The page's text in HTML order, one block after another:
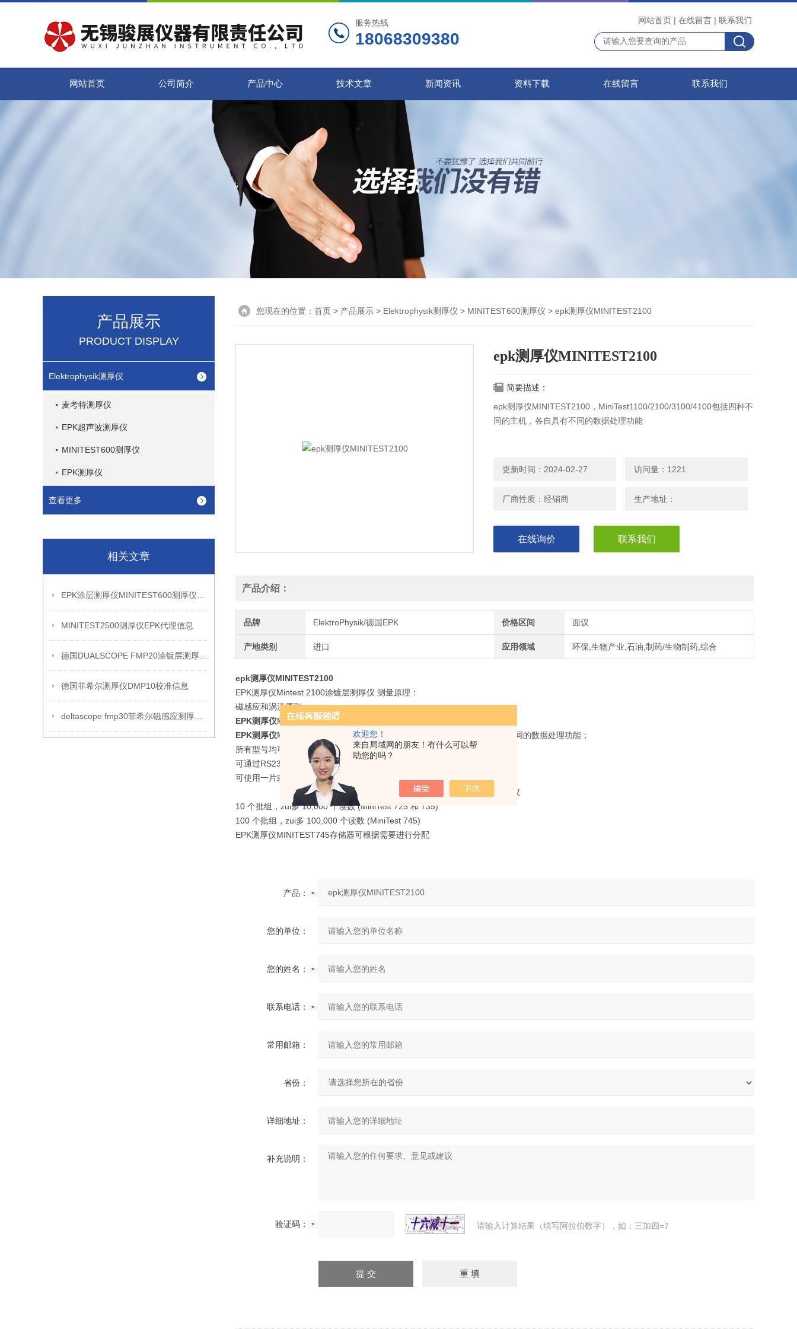
欢迎您！
来自局域网的朋友！有什么可以帮
助您的吗？
服务热线
18068309380
网站首页 | 在线留言 | 联系我们
网站首页 公司简介 产品中心 技术文章 新闻资讯 资料下载 在线留言 联系我们
产品展示
PRODUCT DISPLAY
Elektrophysik测厚仪
麦考特测厚仪
EPK超声波测厚仪
MINITEST600测厚仪
EPK测厚仪
查看更多
相关文章
MINITEST2500测厚仪EPK代理信息
德国菲希尔测厚仪DMP10校准信息
您现在的位置： 首页 > 产品展示 > Elektrophysik测厚仪 > MINITEST600测厚仪 > epk测厚仪MINITEST2100
epk测厚仪MINITEST2100
简要描述：
epk测厚仪MINITEST2100，MiniTest1100/2100/3100/4100包括四种不
同的主机，各自具有不同的数据处理功能
更新时间：2024-02-27 访问量：1221
厂商性质：经销商 生产地址：
在线询价 联系我们
产品介绍：
品牌 ElektroPhysik/德国EPK 价格区间 面议
产地类别 进口 应用领域 环保,生物产业,石油,制药/生物制药,综合
epk测厚仪MINITEST2100
EPK测厚仪Mintest 2100涂镀层测厚仪 测量原理：
磁感应和涡流原则
EPK测厚仪MiniTest1100/2100/3100/4100涂层测厚仪参数：
EPK测厚仪MiniTest1100/2100/3100/4100包括四种不同的主机，各自具有不同的数据处理功能；
所有型号均可配所有探头；
可通过RS232接口连接MiniPrint打印机和计算机；
可使用一片或二片标准箔校准。
10 个批组，zui多 10,000 个读数 (MiniTest 725 和 735)
100 个批组，zui多 100,000 个读数 (MiniTest 745)
EPK测厚仪MINITEST745存储器可根据需要进行分配
产品：
您的单位：
您的姓名：
联系电话：
常用邮箱：
省份：
详细地址：
补充说明：
验证码： 请输入计算结果（填写阿拉伯数字），如：三加四=7